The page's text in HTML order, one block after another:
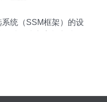
统（SSM框架）的设